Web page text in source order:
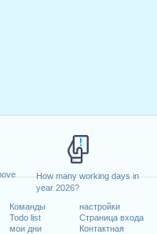
How many working days in
year 2026?
Команды
Todo list
мои дни
настройки
Страница входа
Контактная